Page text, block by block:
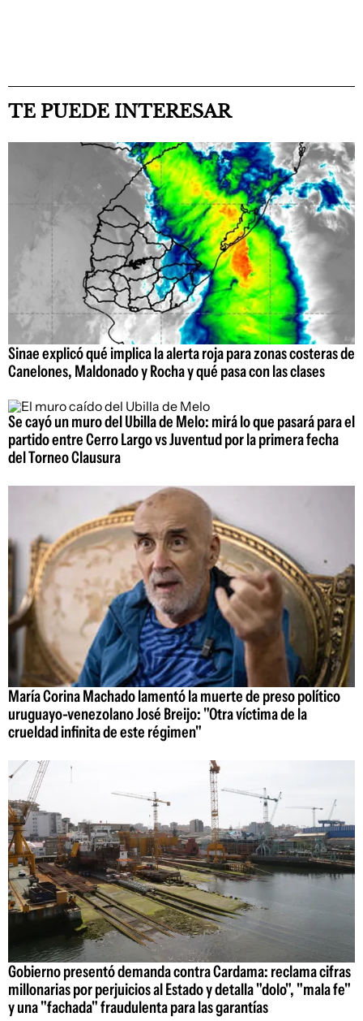
TE PUEDE INTERESAR
Sinae explicó qué implica la alerta roja para zonas costeras de
Canelones, Maldonado y Rocha y qué pasa con las clases
Se cayó un muro del Ubilla de Melo: mirá lo que pasará para el
partido entre Cerro Largo vs Juventud por la primera fecha
del Torneo Clausura
María Corina Machado lamentó la muerte de preso político
uruguayo-venezolano José Breijo: "Otra víctima de la
crueldad infinita de este régimen"
Gobierno presentó demanda contra Cardama: reclama cifras
millonarias por perjuicios al Estado y detalla "dolo", "mala fe"
y una "fachada" fraudulenta para las garantías